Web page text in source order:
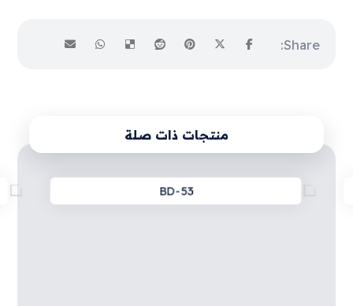
منتجات ذات صلة
BD-53